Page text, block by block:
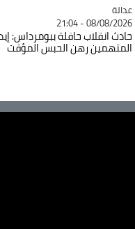
Catégorie
عدالة
08/08/2026 - 21:04
حادث انقلاب حافلة ببومرداس: إيداع
المتهمين رهن الحبس المؤقت